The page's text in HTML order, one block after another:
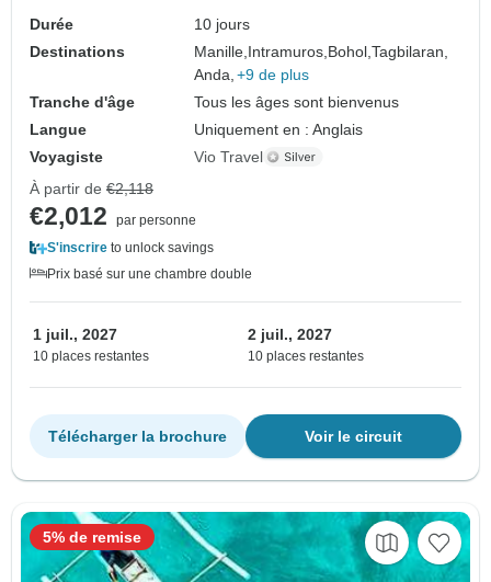
Durée
10 jours
Destinations
Manille, Intramuros, Bohol,Tagbilaran,
Anda, +9 de plus
Tranche d'âge
Tous les âges sont bienvenus
Langue
Uniquement en : Anglais
Voyagiste
Vio Travel
À partir de €2,118
€2,012
par personne
S'inscrire to unlock savings
Prix basé sur une chambre double
1 juil., 2027
10 places restantes
2 juil., 2027
10 places restantes
Voir le circuit
Télécharger la brochure
5% de remise